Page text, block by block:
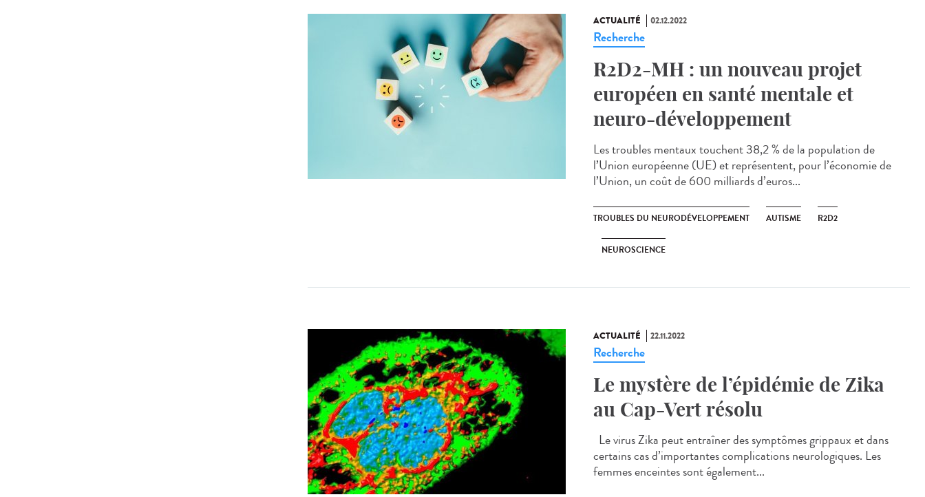
ACTUALITÉ 02.12.2022
Recherche
R2D2-MH : un nouveau projet
européen en santé mentale et
neuro-développement
Les troubles mentaux touchent 38,2 % de la population de
l’Union européenne (UE) et représentent, pour l’économie de
l’Union, un coût de 600 milliards d’euros...
TROUBLES DU NEURODÉVELOPPEMENT AUTISME R2D2
NEUROSCIENCE
ACTUALITÉ 22.11.2022
Recherche
Le mystère de l’épidémie de Zika
au Cap-Vert résolu
Le virus Zika peut entraîner des symptômes grippaux et dans
certains cas d’importantes complications neurologiques. Les
femmes enceintes sont également...